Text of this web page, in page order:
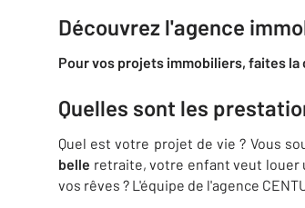
Découvrez l'agence
Pour vos projets immobiliers, faites la
Quelles sont les
Quel est votre projet de vie ? Vous
belle retraite, votre enfant veut louer
vos rêves ? L'équipe de l'agence